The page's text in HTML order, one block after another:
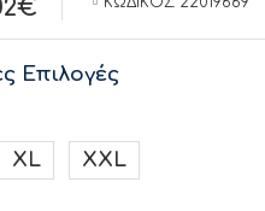
Επιλογές
XL XXL